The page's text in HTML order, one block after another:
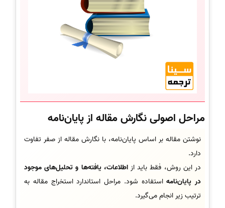
مراحل اصولی نگارش مقاله از پایان‌نامه
نوشتن مقاله بر اساس پایان‌نامه، با نگارش مقاله از صفر تفاوت
دارد.
در این روش، فقط باید ازاطلاعات، یافته‌ها و تحلیل‌های موجود
در پایان‌نامهاستفاده شود. مراحل استاندارد استخراج مقاله به
ترتیب زیر انجام می‌گیرد.